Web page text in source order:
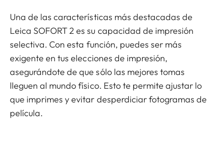
Una de las características más destacadas de
Leica SOFORT 2 es su capacidad de impresión
selectiva. Con esta función, puedes ser más
exigente en tus elecciones de impresión,
asegurándote de que sólo las mejores tomas
lleguen al mundo físico. Esto te permite ajustar lo
que imprimes y evitar desperdiciar fotogramas de
película.